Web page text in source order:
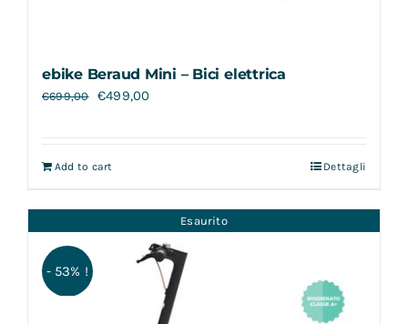
ebike Beraud Mini – Bici elettrica
€699,00 €499,00
Add to cart Dettagli
Esaurito
- 53% !